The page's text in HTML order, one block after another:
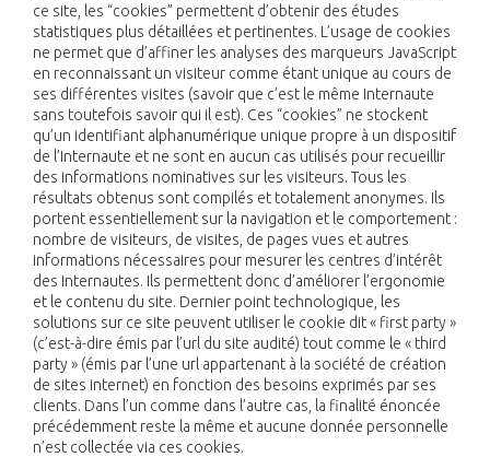
ce site, les “cookies” permettent d’obtenir des études
statistiques plus détaillées et pertinentes. L’usage de cookies
ne permet que d’affiner les analyses des marqueurs JavaScript
en reconnaissant un visiteur comme étant unique au cours de
ses différentes visites (savoir que c’est le même Internaute
sans toutefois savoir qui il est). Ces “cookies” ne stockent
qu’un identifiant alphanumérique unique propre à un dispositif
de l’Internaute et ne sont en aucun cas utilisés pour recueillir
des informations nominatives sur les visiteurs. Tous les
résultats obtenus sont compilés et totalement anonymes. Ils
portent essentiellement sur la navigation et le comportement :
nombre de visiteurs, de visites, de pages vues et autres
informations nécessaires pour mesurer les centres d’intérêt
des Internautes. Ils permettent donc d’améliorer l’ergonomie
et le contenu du site. Dernier point technologique, les
solutions sur ce site peuvent utiliser le cookie dit « first party »
(c’est-à-dire émis par l’url du site audité) tout comme le « third
party » (émis par l’une url appartenant à la société de création
de sites internet) en fonction des besoins exprimés par ses
clients. Dans l’un comme dans l’autre cas, la finalité énoncée
précédemment reste la même et aucune donnée personnelle
n’est collectée via ces cookies.